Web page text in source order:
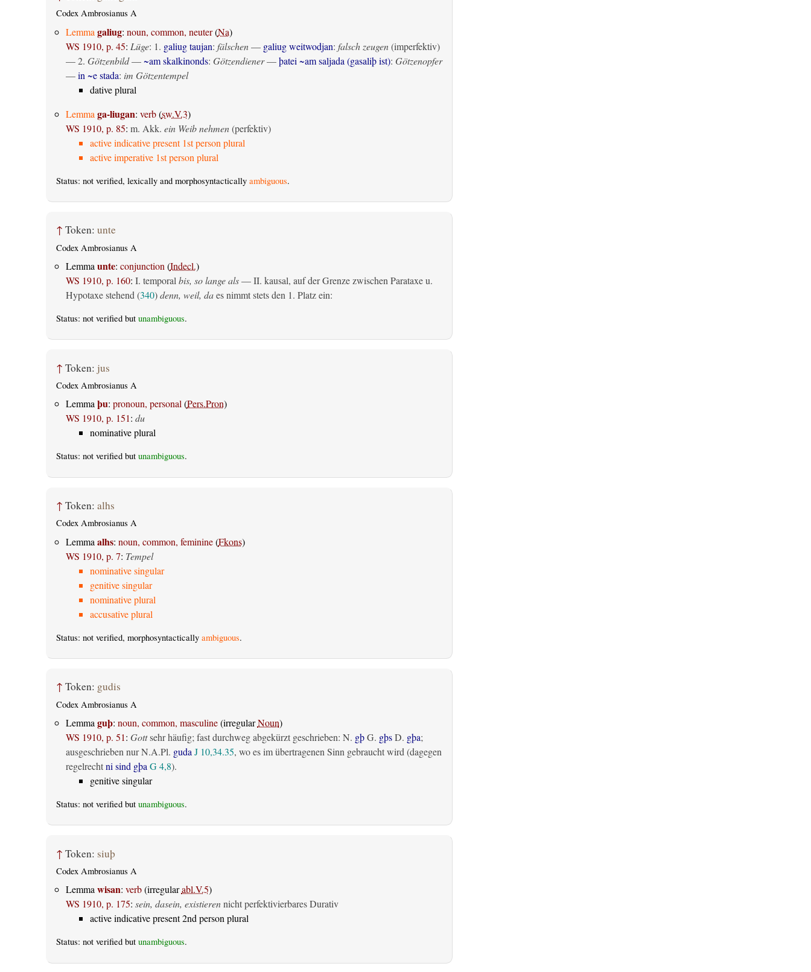
Codex Ambrosianus A
Lemma galiug: noun, common, neuter(Na)
WS 1910, p. 45: Lüge: 1. galiug taujan: fälschen— galiug weitwodjan: falsch zeugen (imperfektiv)
— 2. Götzenbild—~am skalkinonds: Götzendiener—þatei ~am saljada (gasaliþ ist): Götzenopfer
—in ~e stada: im Götzentempel
dative plural
Lemma ga-liugan: verb(sw.V.3)
WS 1910, p. 85: m. Akk. ein Weib nehmen (perfektiv)
active indicative present 1st person plural
active imperative 1st person plural
Status: not verified, lexically and morphosyntactically ambiguous.
↑ Token: unte
Codex Ambrosianus A
Lemma unte: conjunction (Indecl.)
WS 1910, p. 160: I. temporal bis, so lange als— II. kausal, auf der Grenze zwischen Parataxe u.
Hypotaxe stehend (340)denn, weil, daes nimmt stets den 1. Platz ein:
Status: not verified but unambiguous.
↑ Token: jus
Codex Ambrosianus A
Lemmaþu: pronoun, personal(Pers.Pron)
WS 1910, p. 151: du
nominative plural
Status: not verified but unambiguous.
↑ Token: alhs
Codex Ambrosianus A
Lemma alhs: noun, common, feminine(Fkons)
WS 1910, p. 7: Tempel
nominative singular
genitive singular
nominative plural
accusative plural
Status: not verified, morphosyntactically ambiguous.
↑ Token: gudis
Codex Ambrosianus A
Lemma guþ: noun, common, masculine(irregularNoun)
WS 1910, p. 51: Gottsehr häufig; fast durchweg abgekürzt geschrieben: N. gþG. gþsD. gþa;
ausgeschrieben nur N.A.Pl. guda J 10,34.35, wo es im übertragenen Sinn gebraucht wird (dagegen
regelrechtni sind gþa G 4,8).
genitive singular
Status: not verified but unambiguous.
↑ Token: siuþ
Codex Ambrosianus A
Lemmawisan: verb(irregularabl.V.5)
WS 1910, p. 175: sein, dasein, existierennicht perfektivierbares Durativ
active indicative present 2nd person plural
Status: not verified but unambiguous.